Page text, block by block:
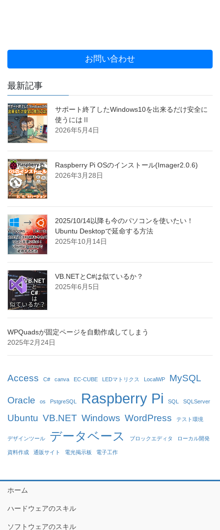
お問い合わせ
最新記事
サポート終了したWindows10を出来るだけ安全に
使うにはⅡ
2026年5月4日
Raspberry Pi OSのインストール(Imager2.0.6)
2026年3月28日
2025/10/14以降も今のパソコンを使いたい！
Ubuntu Desktopで延命する方法
2025年10月14日
VB.NETとC#は似ているか？
2025年6月5日
WPQuadsが固定ページを自動作成してしまう
2025年2月24日
Access C# canva EC-CUBE LEDマトリクス LocalWP MySQL
Oracle os PstgreSQL Raspberry Pi SQL SQLServer
Ubuntu VB.NET Windows WordPress テスト環境
デザインツール データベース ブロックエディタ ローカル開発
資料作成 通販サイト 電光掲示板 電子工作
ホーム
ハードウェアのスキル
ソフトウェアのスキル